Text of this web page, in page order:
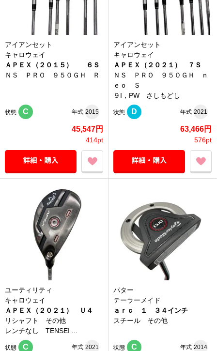
アイアンセット
キャロウェイ
ＡＰＥＸ（２０１５） ６Ｓ
ＮＳ ＰＲＯ ９５０ＧＨ Ｒ
状態 C 年式 2015
45,547円
414pt
アイアンセット
キャロウェイ
ＡＰＥＸ（２０２１） ７Ｓ
ＮＳ ＰＲＯ ９５０ＧＨ ｎ
ｅｏ Ｓ
９I，PW さしもどし
状態 D 年式 2021
63,466円
576pt
ユーティリティ
キャロウェイ
ＡＰＥＸ（２０２１） Ｕ４
リシャフト その他
レンチなし TENSEI ...
状態 C 年式 2021
パター
テーラーメイド
ａｒｃ １ ３４インチ
スチール その他
状態 C 年式 2014